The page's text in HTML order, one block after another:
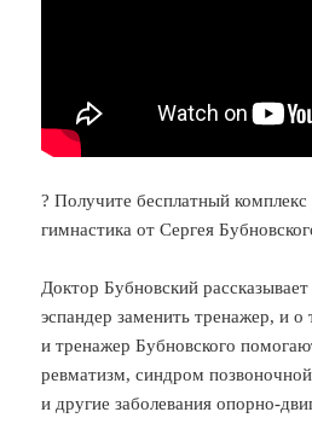
? Получите бесплатный
гимнастика от Сергея
Доктор Бубновский
эспандер заменить тренажер, и о
и тренажер Бубновского
ревматизм, синдром
и другие заболевания опорно-